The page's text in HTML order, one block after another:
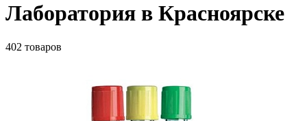
Лаборатория в Красноярске
402 товаров